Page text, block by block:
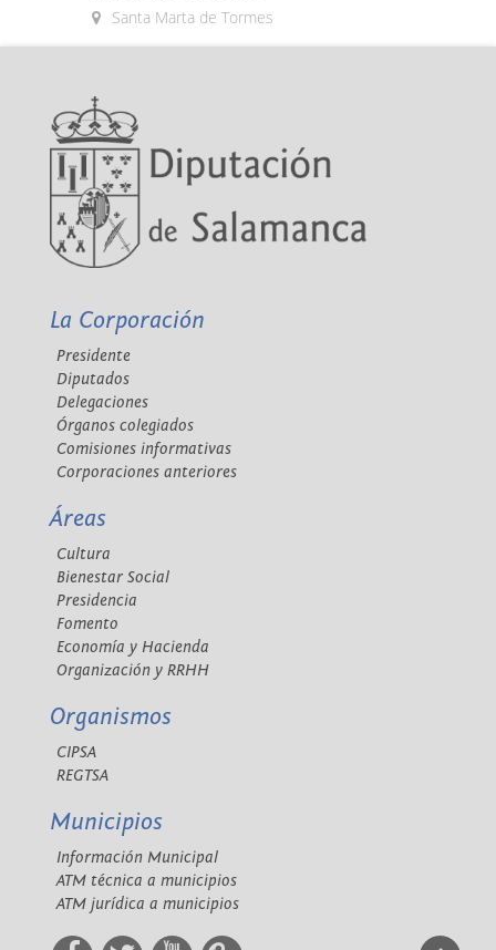
Santa Marta de Tormes
La Corporación
Presidente
Diputados
Delegaciones
Órganos colegiados
Comisiones informativas
Corporaciones anteriores
Áreas
Cultura
Bienestar Social
Presidencia
Fomento
Economía y Hacienda
Organización y RRHH
Organismos
CIPSA
REGTSA
Municipios
Información Municipal
ATM técnica a municipios
ATM jurídica a municipios